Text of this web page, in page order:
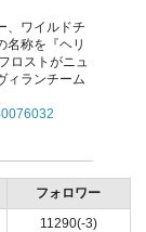
、ワイルドチ
名称を『ヘリ
ロストがニュ
ィランチーム
フォロワー
11290(-3)